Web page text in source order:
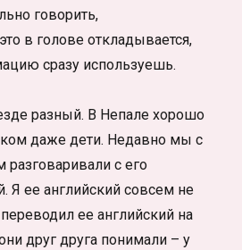
говорить,
в голове откладывается,
сразу используешь.
разный. В Непале хорошо
даже дети. Недавно мы с
разговаривали с его
Я ее английский совсем не
ее английский на
друг друга понимали – у